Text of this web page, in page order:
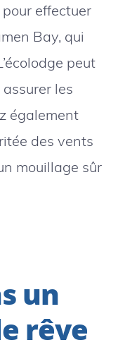
effectuer
Bay, qui
peut
les
également
des vents
mouillage sûr
un
rêve